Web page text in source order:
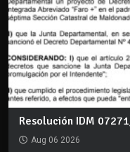
Resolución IDM
Aug 06 2026